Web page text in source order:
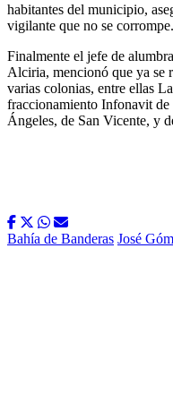
habitantes del municipio,
vigilante que no se corrompe.
Finalmente el jefe de
Alciria, mencionó que ya se
varias colonias, entre ellas
fraccionamiento Infonavit
Ángeles, de San Vicente, y
Bahía de Banderas José